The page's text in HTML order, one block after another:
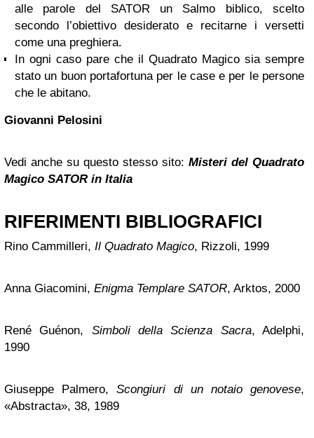
alle parole del SATOR un Salmo biblico, scelto
secondo l’obiettivo desiderato e recitarne i versetti
come una preghiera.
In ogni caso pare che il Quadrato Magico sia sempre
stato un buon portafortuna per le case e per le persone
che le abitano.
Giovanni Pelosini
Vedi anche su questo stesso sito: Misteri del Quadrato
Magico SATOR in Italia
RIFERIMENTI BIBLIOGRAFICI
Rino Cammilleri, Il Quadrato Magico, Rizzoli, 1999
Anna Giacomini, Enigma Templare SATOR, Arktos, 2000
René Guénon, Simboli della Scienza Sacra, Adelphi,
1990
Giuseppe Palmero,Scongiuri di un notaio genovese,
«Abstracta», 38, 1989